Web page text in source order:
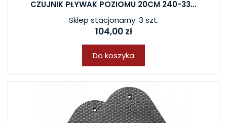
CZUJNIK PŁYWAK POZIOMU 20CM 240-33...
Sklep stacjonarny: 3 szt.
104,00 zł
Do koszyka